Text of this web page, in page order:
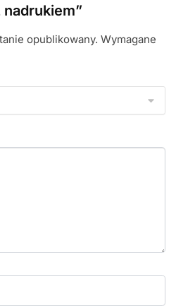
nadrukiem”
opublikowany. Wymagane